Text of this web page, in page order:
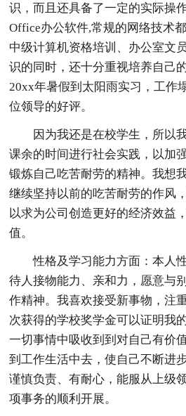
识，而且还具备了一定的实际操
Office办公软件,常规的网络技术
中级计算机资格培训、办公室文
识的同时，还十分重视培养自己
20xx年暑假到太阳雨实习，工作
位领导的好评。
因为我还是在校学生，所以
课余的时间进行社会实践，以加
锻炼自己吃苦耐劳的精神。我想
继续坚持以前的吃苦耐劳的作风
以求为公司创造更好的经济效益
值。
性格及学习能力方面：本人
待人接物能力、亲和力，愿意与
作精神。我喜欢接受新事物，注
次获得的学校奖学金可以证明我
一切事情中吸收到到对自己有价
到工作生活中去，使自己不断进
谨慎负责、有耐心，能服从上级
项事务的顺利开展。